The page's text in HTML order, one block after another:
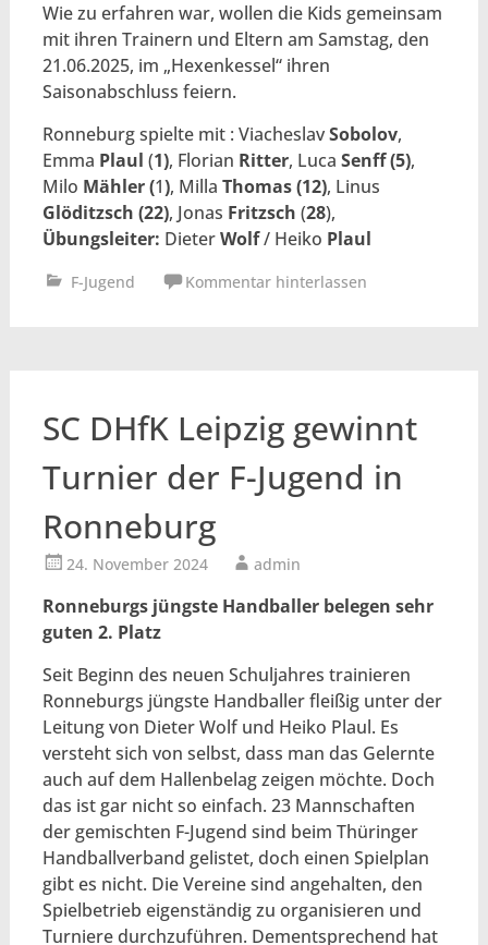
Wie zu erfahren war, wollen die Kids gemeinsam
mit ihren Trainern und Eltern am Samstag, den
21.06.2025, im „Hexenkessel“ ihren
Saisonabschluss feiern.
Ronneburg spielte mit : ViacheslavSobolov,
Emma Plaul (1), Florian Ritter, Luca Senff (5),
Milo Mähler (1), Milla Thomas (12), Linus
Glöditzsch (22), Jonas Fritzsch (28),
Übungsleiter: DieterWolf/ Heiko Plaul
F-Jugend Kommentar hinterlassen
SC DHfK Leipzig gewinnt
Turnier der F-Jugend in
Ronneburg
24. November 2024 admin
Ronneburgs jüngste Handballer belegen sehr
guten 2. Platz
Seit Beginn des neuen Schuljahres trainieren
Ronneburgs jüngste Handballer fleißig unter der
Leitung von Dieter Wolf und Heiko Plaul. Es
versteht sich von selbst, dass man das Gelernte
auch auf dem Hallenbelag zeigen möchte. Doch
das ist gar nicht so einfach. 23 Mannschaften
der gemischten F-Jugend sind beim Thüringer
Handballverband gelistet, doch einen Spielplan
gibt es nicht. Die Vereine sind angehalten, den
Spielbetrieb eigenständig zu organisieren und
Turniere durchzuführen. Dementsprechend hat